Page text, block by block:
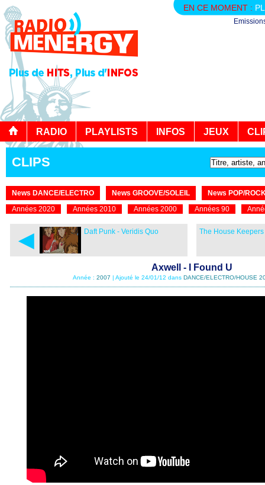
EN CE MOMENT :
RADIO PLAYLISTS INFOS JEUX
CLIPS
News DANCE/ELECTRO News GROOVE/SOLEIL
News POP/
Années 2020
Années 2010 Années 2000 Années 90
◄ Daft Punk - Veridis Quo The House
Axwell - I Found U
Année : 2007 | Ajouté le 24/01/12 dans DANCE/ELECTRO/HOUSE